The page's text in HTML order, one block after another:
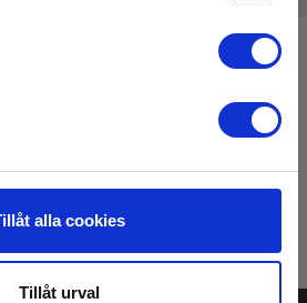
alla cookies
Tillåt urval
och få våra erbjudanden i din
Anmäl mig
. Du kan avanmäla dig nyhetsbrevet när